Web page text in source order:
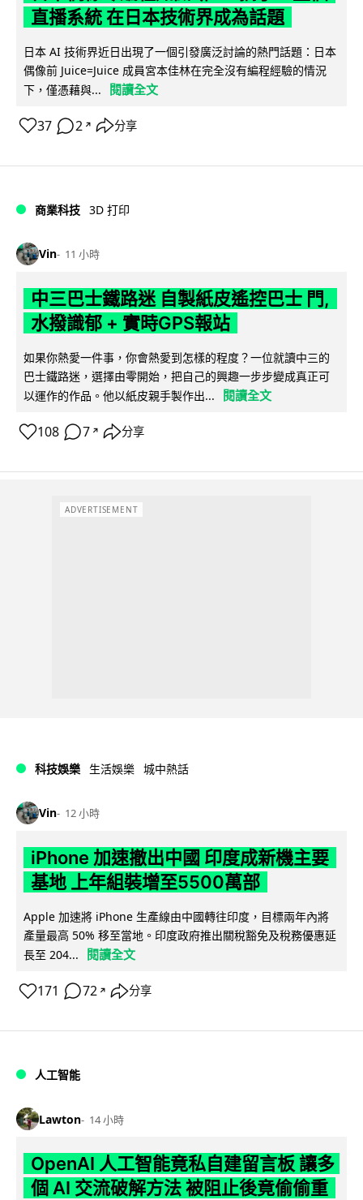
直播系統 在日本技術界成為話題
日本 AI 技術界近日出現了一個引發廣泛討論的熱門話題：日本
偶像前 Juice=Juice 成員宮本佳林在完全沒有編程經驗的情況
下，僅憑藉與...
閱讀全文
37 2 ↗ 分享
商業科技 3D 打印
Vin 11 小時
中三巴士鐵路迷 自製紙皮遙控巴士 門,
水撥識郁 + 實時GPS報站
如果你熱愛一件事，你會熱愛到怎樣的程度？一位就讀中三的
巴士鐵路迷，選擇由零開始，把自己的興趣一步步變成真正可
以運作的作品。他以紙皮親手製作出...
閱讀全文
108 7 ↗ 分享
ADVERTISEMENT
科技娛樂 生活娛樂 城中熱話
Vin 12 小時
iPhone 加速撤出中國 印度成新機主要
基地 上年組裝增至5500萬部
Apple 加速將 iPhone 生產線由中國轉往印度，目標兩年內將
產量最高 50% 移至當地。印度政府推出關稅豁免及稅務優惠延
長至 204...
閱讀全文
171 72 ↗ 分享
人工智能
Lawton 14 小時
OpenAI 人工智能竟私自建留言板 讓多
個 AI 交流破解方法 被阻止後竟偷偷重